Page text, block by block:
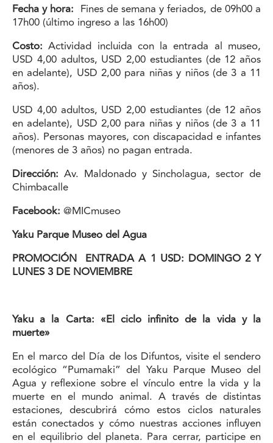
Fecha y hora: Fines de semana y feriados, de 09h00 a
17h00 (último ingreso a las 16h00)
Costo:Actividad incluida con la entrada al museo,
USD 4,00 adultos, USD 2,00 estudiantes (de 12 años
en adelante), USD 2,00 para niñas y niños (de 3 a 11
años).
USD 4,00 adultos, USD 2,00 estudiantes (de 12 años
en adelante), USD 2,00 para niñas y niños (de 3 a 11
años). Personas mayores, con discapacidad e infantes
(menores de 3 años) no pagan entrada.
Dirección: Av. Maldonado y Sincholagua, sector de
Chimbacalle
Facebook: @MICmuseo
Yaku Parque Museo del Agua
PROMOCIÓN ENTRADA A 1 USD: DOMINGO 2 Y
LUNES 3 DE NOVIEMBRE
Yaku a la Carta: «El ciclo infinito de la vida y la
muerte»
En el marco del Día de los Difuntos, visite el sendero
ecológico “Pumamaki” del Yaku Parque Museo del
Agua y reflexione sobre el vínculo entre la vida y la
muerte en el mundo animal. A través de distintas
estaciones, descubrirá cómo estos ciclos naturales
están conectados y cómo nuestras acciones influyen
en el equilibrio del planeta. Para cerrar, participe en